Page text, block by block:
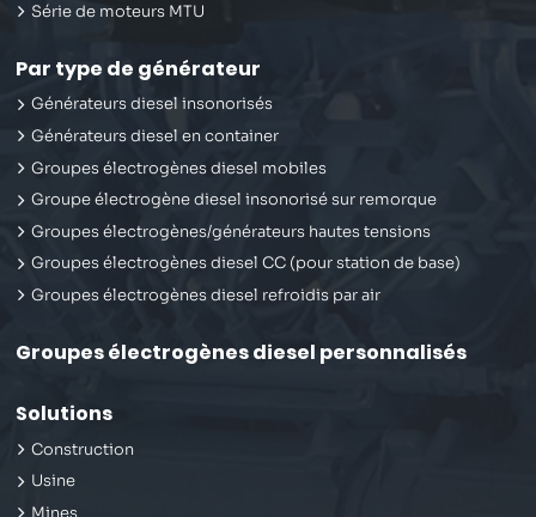
Série de moteurs MTU
Par type de générateur
Générateurs diesel insonorisés
Générateurs diesel en container
Groupes électrogènes diesel mobiles
Groupe électrogène diesel insonorisé sur remorque
Groupes électrogènes/générateurs hautes tensions
Groupes électrogènes diesel CC (pour station de base)
Groupes électrogènes diesel refroidis par air
Groupes électrogènes diesel personnalisés
Solutions
Construction
Usine
Mines